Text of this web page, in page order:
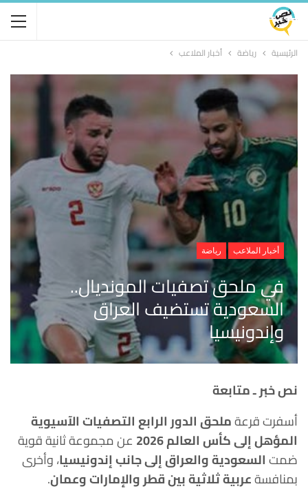
الرئيسية رياضة أخبار الملاعب
أخبار الملاعب رياضة
في ملحق تصفيات المونديال..
السعودية تستضيف العراق
وإندونيسيا
نص خبر ـ متابعة
أسفرت قرعةملحق الدور الرابع التصفيات الآسيوية
المؤهل إلى كأس العالم 2026
عن مجموعة ثانية قوية
ضمتالسعوديةوالعراقإلى جانبإندونيسيا، وأخرى
بمنافسةعربية ثلاثية بينقطروالإماراتوعمان.